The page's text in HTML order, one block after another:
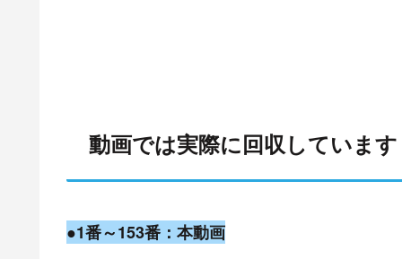
動画では実際に回収しています
●1番～153番：本動画